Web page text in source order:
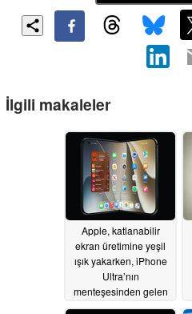
İlgili makaleler
Apple, katlanabilir
ekran üretimine yeşil
ışık yakarken, iPhone
Ultra’nın
menteşesinden gelen
gıcırtı sorunu devam